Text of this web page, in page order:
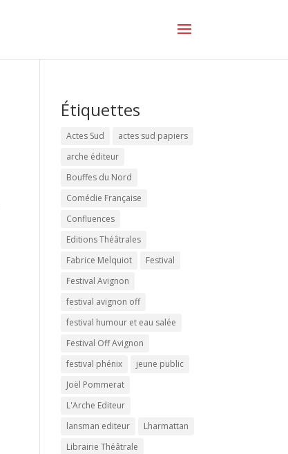
Étiquettes
Actes Sud
actes sud papiers
arche éditeur
Bouffes du Nord
Comédie Française
Confluences
Editions Théâtrales
Fabrice Melquiot
Festival
Festival Avignon
festival avignon off
festival humour et eau salée
Festival Off Avignon
festival phénix
jeune public
Joël Pommerat
L'Arche Editeur
lansman editeur
Lharmattan
Librairie Théâtrale